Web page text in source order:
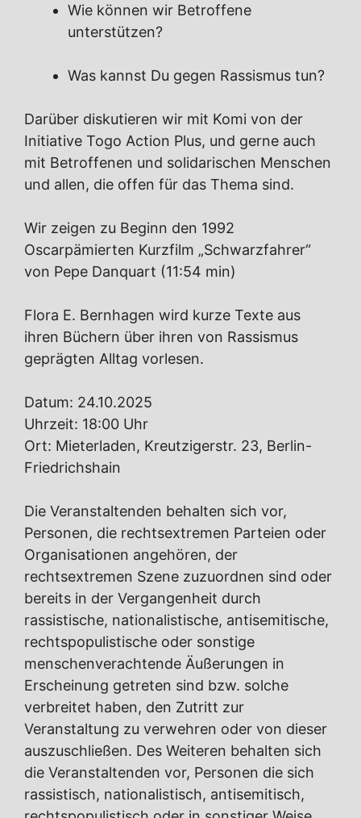
Wie können wir Betroffene
unterstützen?
Was kannst Du gegen Rassismus tun?
Darüber diskutieren wir mit Komi von der
Initiative Togo Action Plus, und gerne auch
mit Betroffenen und solidarischen Menschen
und allen, die offen für das Thema sind.
Wir zeigen zu Beginn den 1992
Oscarpämierten Kurzfilm „Schwarzfahrer“
von Pepe Danquart (11:54 min)
Flora E. Bernhagen wird kurze Texte aus
ihren Büchern über ihren von Rassismus
geprägten Alltag vorlesen.
Datum: 24.10.2025
Uhrzeit: 18:00 Uhr
Ort: Mieterladen, Kreutzigerstr. 23, Berlin-
Friedrichshain
Die Veranstaltenden behalten sich vor,
Personen, die rechtsextremen Parteien oder
Organisationen angehören, der
rechtsextremen Szene zuzuordnen sind oder
bereits in der Vergangenheit durch
rassistische, nationalistische, antisemitische,
rechtspopulistische oder sonstige
menschenverachtende Äußerungen in
Erscheinung getreten sind bzw. solche
verbreitet haben, den Zutritt zur
Veranstaltung zu verwehren oder von dieser
auszuschließen. Des Weiteren behalten sich
die Veranstaltenden vor, Personen die sich
rassistisch, nationalistisch, antisemitisch,